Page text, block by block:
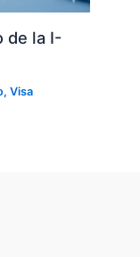
de la I-
,Visa